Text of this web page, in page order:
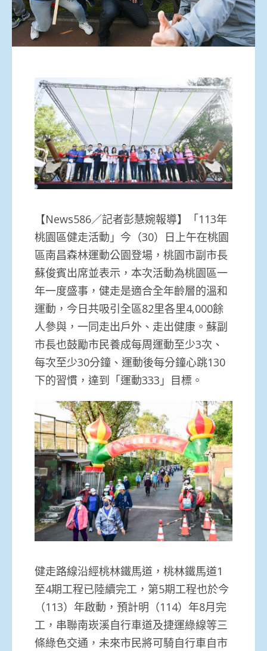
【News586／記者彭慧婉報導】「113年
桃園區健走活動」今（30）日上午在桃園
區南昌森林運動公園登場，桃園市副市長
蘇俊賓出席並表示，本次活動為桃園區一
年一度盛事，健走是適合全年齡層的溫和
運動，今日共吸引全區82里各里4,000餘
人參與，一同走出戶外、走出健康。蘇副
市長也鼓勵市民養成每周運動至少3次、
每次至少30分鐘、運動後每分鐘心跳130
下的習慣，達到「運動333」目標。
健走路線沿經桃林鐵馬道，桃林鐵馬道1
至4期工程已陸續完工，第5期工程也於今
（113）年啟動，預計明（114）年8月完
工，串聯南崁溪自行車道及捷運綠線等三
條綠色交通，未來市民將可騎自行車自市